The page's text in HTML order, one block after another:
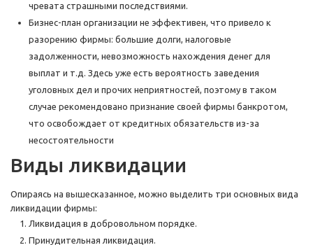
чревата страшными последствиями.
Бизнес-план организации не эффективен, что привело к
разорению фирмы: большие долги, налоговые
задолженности, невозможность нахождения денег для
выплат и т.д. Здесь уже есть вероятность заведения
уголовных дел и прочих неприятностей, поэтому в таком
случае рекомендовано признание своей фирмы банкротом,
что освобождает от кредитных обязательств из-за
несостоятельности
Виды ликвидации
Опираясь на вышесказанное, можно выделить три основных вида
ликвидации фирмы:
Ликвидация в добровольном порядке.
Принудительная ликвидация.